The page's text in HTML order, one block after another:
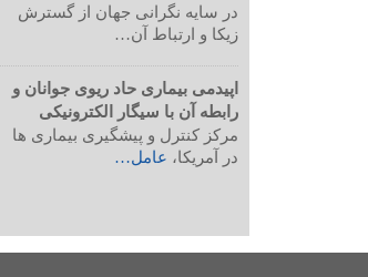
در سایه نگرانی جهان از گسترش
زیکا و ارتباط آن…
اپیدمی بیماری حاد ریوی جوانان و
رابطه آن با سیگار الکترونیکی
مرکز کنترل و پیشگیری بیماری ها
در آمریکا، عامل…